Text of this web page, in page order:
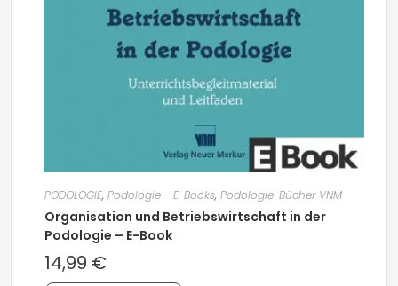
PODOLOGIE, Podologie - E-Books, Podologie-Bücher VNM
Organisation und Betriebswirtschaft in der
Podologie – E-Book
14,99 €